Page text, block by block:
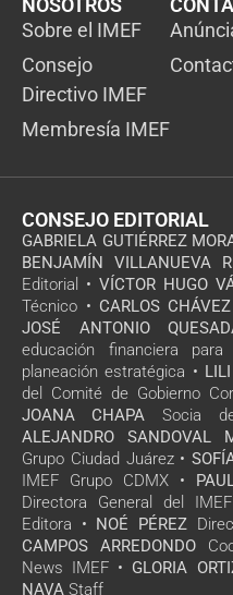
NOSOTROS
Sobre el IMEF
Consejo
Directivo IMEF
Membresía IMEF
CONSEJO EDITORIAL
GABRIELA GUTIÉRREZ
BENJAMÍN VILLANUEVA
Editorial • VÍCTOR HUGO
Técnico • CARLOS CHÁVEZ
JOSÉ ANTONIO
educación financiera
planeación estratégica •
del Comité de Gobierno
JOANA CHAPA Socia
ALEJANDRO SANDOVAL
Grupo Ciudad Juárez •
IMEF Grupo CDMX •
Directora General del
Editora • NOÉ PÉREZ
CAMPOS ARREDONDO
News IMEF • GLORIA
NAVA Staff